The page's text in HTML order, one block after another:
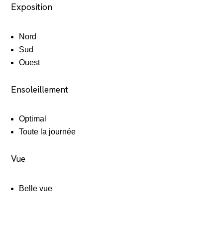
Exposition
Nord
Sud
Ouest
Ensoleillement
Optimal
Toute la journée
Vue
Belle vue